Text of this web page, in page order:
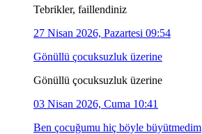
Tebrikler, faillendiniz
27 Nisan 2026, Pazartesi 09:54
Gönüllü çocuksuzluk üzerine
Gönüllü çocuksuzluk üzerine
03 Nisan 2026, Cuma 10:41
Ben çocuğumu hiç böyle büyütmedim